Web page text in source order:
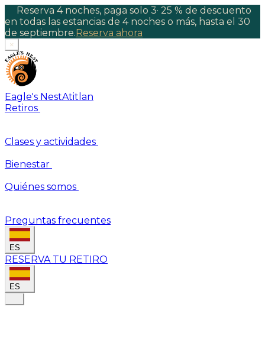
Reserva 4 noches, paga solo 3· 25 % de descuento
en todas las estancias de 4 noches o más, hasta el 30
de septiembre.Reserva ahora
×
Eagle's NestAtitlan
Retiros
Clases y actividades
Bienestar
Quiénes somos
Preguntas frecuentes
ES
RESERVA TU RETIRO
ES